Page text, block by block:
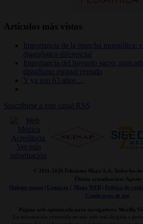
Artículos más vistos
Importancia de la mancha mongólica:
diagnóstico diferencial
Importancia del hoyuelo sacro:
disrafismo espinal cerrado
Y ya son 63 años…
Suscribirse a este canal RSS
© 2011- 2026 Ediciones Mayo S.A. Todos los
Última actualización: Agosto
Quienes somos| Contacto Mapa WEB| Politica de
Condiciones de uso
Página web optimizada para navegadores Mozilla
La información contenida en esta web está dirigida a